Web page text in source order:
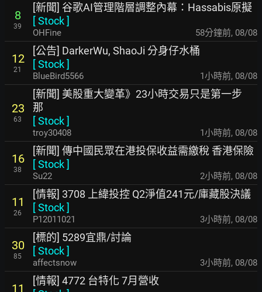
8
39
[新聞] 谷歌AI管理階層調整內幕：Hassabis原擬
[Stock]
OHFine 58分鐘前, 08/08
12
21
[公告] DarkerWu, ShaoJi 分身仔水桶
[Stock]
BlueBird5566 1小時前, 08/08
23
63
[新聞] 美股重大變革》23小時交易只是第一步
那
[Stock]
troy30408 1小時前, 08/08
16
38
[新聞] 傳中國民眾在港投保收益需繳稅 香港保險
[Stock]
Su22 2小時前, 08/08
11
26
[情報] 3708 上緯投控 Q2淨值241元/庫藏股決議
[Stock]
P12011021 3小時前, 08/08
30
85
[標的] 5289宜鼎/討論
[Stock]
affectsnow 3小時前, 08/08
11
[情報] 4772 台特化 7月營收